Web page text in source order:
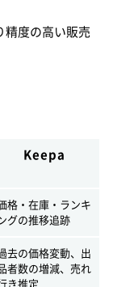
精度の高い販売
Keepa
格・在庫・ランキ
グの推移追跡
去の価格変動、出
者数の増減、売れ
き推定